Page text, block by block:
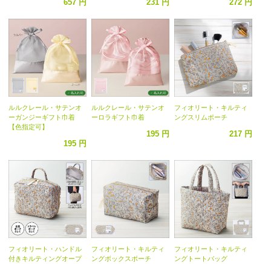
657 円 231 円 272 円
ルルクレール・サテンオ
ーガンジーギフト巾着
【色指定可】
195 円
ルルクレール・サテンオ
ーロラギフト巾着
195 円
フィオリート・キルティ
ングスリムポーチ
217 円
フィオリート・ハンドル
付きキルティングオープ
フィオリート・キルティ
ングボックスポーチ
フィオリート・キルティ
ングトートバッグ